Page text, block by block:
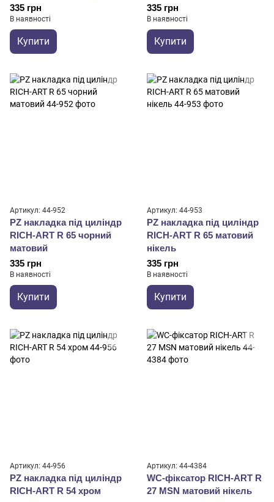
335 грн
В наявності
Купити
335 грн
В наявності
Купити
Артикул: 44-952
PZ накладка під циліндр
RICH-ART R 65 чорний
матовий
335 грн
В наявності
Купити
Артикул: 44-953
PZ накладка під циліндр
RICH-ART R 65 матовий
нікель
335 грн
В наявності
Купити
Артикул: 44-956
PZ накладка під циліндр
RICH-ART R 54 хром
Артикул: 44-4384
WC-фіксатор RICH-ART R
27 MSN матовий нікель